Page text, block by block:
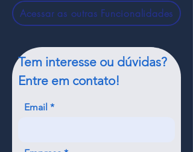
Acessar as outras Funcionalidades
Tem interesse ou dúvidas?
Entre em contato!
Email